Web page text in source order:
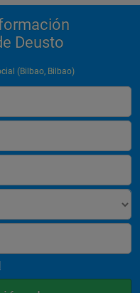
Europea
Deusto
(Bilbao, Bilbao)